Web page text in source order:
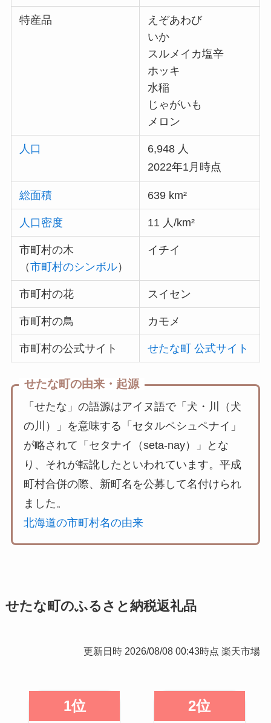
特産品
えぞあわび
いか
スルメイカ塩辛
ホッキ
水稲
じゃがいも
メロン
人口
6,948 人
2022年1月時点
総面積 639 km²
人口密度 11 人/km²
市町村の木
（市町村のシンボル）
イチイ
市町村の花 スイセン
市町村の鳥 カモメ
市町村の公式サイト せたな町 公式サイト
せたな町の由来・起源
「せたな」の語源はアイヌ語で「犬・川（犬
の川）」を意味する「セタルペシュペナイ」
が略されて「セタナイ（seta-nay）」とな
り、それが転訛したといわれています。平成
町村合併の際、新町名を公募して名付けられ
ました。
北海道の市町村名の由来
せたな町のふるさと納税返礼品
更新日時 2026/08/08 00:43時点 楽天市場
1位 2位